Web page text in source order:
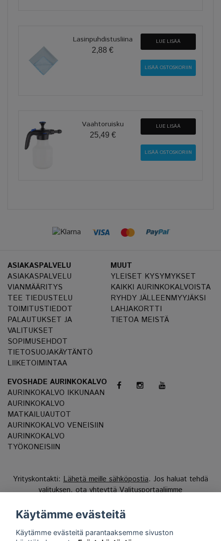
Lasinpuhdistusliina
2,88 €
LUE LISÄÄ
Vaahtoruisku
25,49 €
LUE LISÄÄ
ASIAKASPALVELU
ASIAKASPALVELU
VIANMÄÄRITYS
TEE TIEDUSTELU
TOIMITUSTIEDOT
PALAUTUKSET JA
VALITUKSET
SOPIMUSEHDOT
TIETOSUOJAKÄYTÄNTÖ
LIIKETOIMINTAA
MUUT
YLEISET KYSYMYKSET
KAIKKI AURINKOKALVOISTA
RYHDY JÄLLEENMYYJÄKSI
LAHJAKORTTI
TIETOA MEISTÄ
EVOSHADE AURINKOKALVO
AURINKOKALVO IKKUNAAN
AURINKOKALVO
MATKAILUAUTOT
AURINKOKALVO VENEISIIN
AURINKOKALVO
TYÖKONEISIIN
Yrityskontakti: Lähetä meille sähköpostia. Jos haluat tehdä
valituksen, ota yhteyttäValitusportaaliimme
Reg.nr 556808-9659 EVO International AB, Norra Ljunggatan
Käytämme evästeitä
Käytämme evästeitä parantaaksemme sivuston